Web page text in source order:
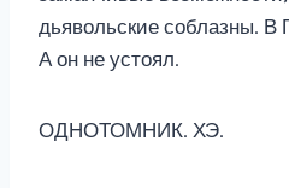
дьявольские соблазны.
А он не устоял.
ОДНОТОМНИК. ХЭ.